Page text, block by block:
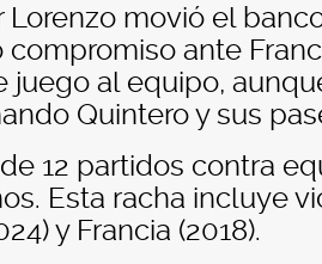
movió el
ante
juego al equipo,
Quintero y sus
12 partidos contra
Esta racha incluye
y Francia (2018).